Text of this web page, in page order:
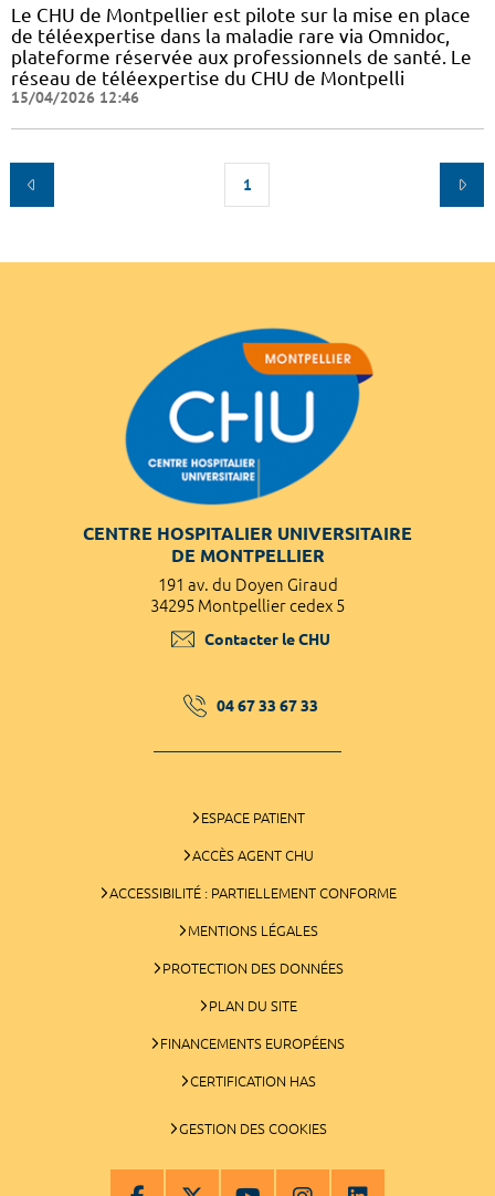
Le CHU de Montpellier est pilote sur la mise en place
de téléexpertise dans la maladie rare via Omnidoc,
plateforme réservée aux professionnels de santé. Le
réseau de téléexpertise du CHU de Montpelli
15/04/2026 12:46
1
CENTRE HOSPITALIER UNIVERSITAIRE
DE MONTPELLIER
191 av. du Doyen Giraud
34295 Montpellier cedex 5
Contacter le CHU
04 67 33 67 33
ESPACE PATIENT
ACCÈS AGENT CHU
ACCESSIBILITÉ : PARTIELLEMENT CONFORME
MENTIONS LÉGALES
PROTECTION DES DONNÉES
PLAN DU SITE
FINANCEMENTS EUROPÉENS
CERTIFICATION HAS
GESTION DES COOKIES